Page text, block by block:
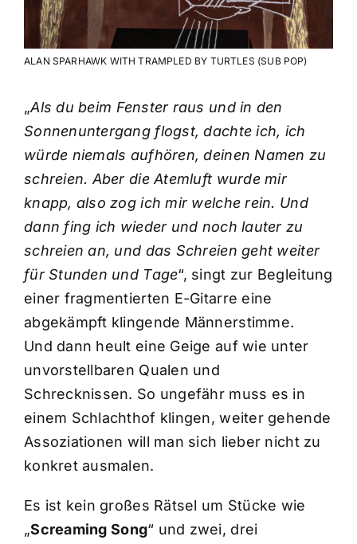
ALAN SPARHAWK WITH TRAMPLED BY TURTLES (SUB POP)
„Als du beim Fenster raus und in den
Sonnenuntergang flogst, dachte ich, ich
würde niemals aufhören, deinen Namen zu
schreien. Aber die Atemluft wurde mir
knapp, also zog ich mir welche rein. Und
dann fing ich wieder und noch lauter zu
schreien an, und das Schreien geht weiter
für Stunden und Tage“, singt zur Begleitung
einer fragmentierten E-Gitarre eine
abgekämpft klingende Männerstimme.
Und dann heult eine Geige auf wie unter
unvorstellbaren Qualen und
Schrecknissen. So ungefähr muss es in
einem Schlachthof klingen, weiter gehende
Assoziationen will man sich lieber nicht zu
konkret ausmalen.
Es ist kein großes Rätsel um Stücke wie
„Screaming Song“ und zwei, drei